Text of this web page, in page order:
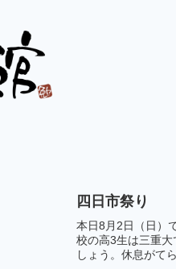
四日市祭り
本日8月2日（日）
校の高3生は三重
しょう。休息がて